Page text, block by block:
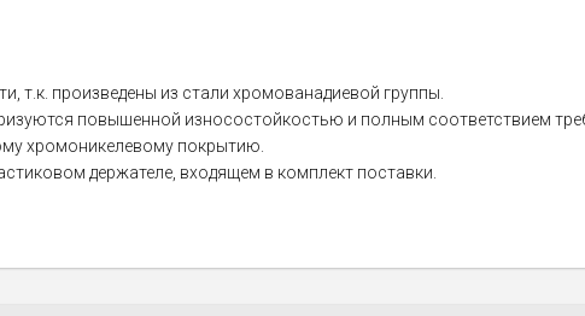
т.к. произведены из стали хромованадиевой группы.
повышенной износостойкостью и полным соответствием
хромоникелевому покрытию.
держателе, входящем в комплект поставки.